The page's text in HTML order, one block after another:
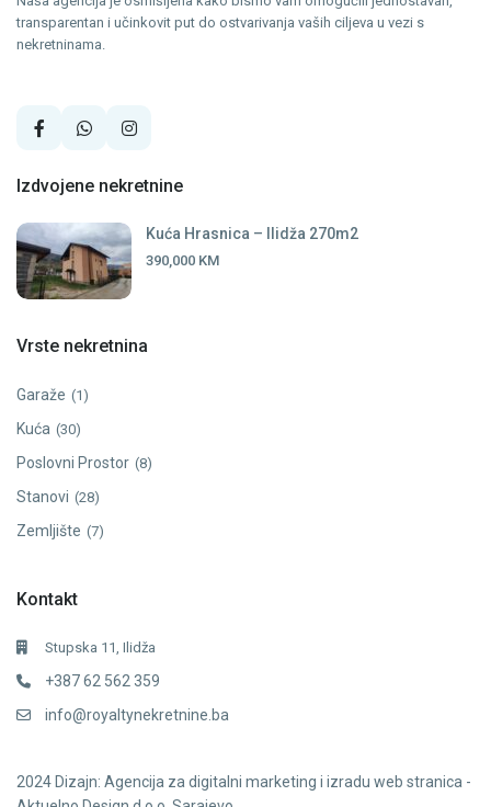
transparentan i učinkovit put do ostvarivanja vaših ciljeva u vezi s
nekretninama.
Izdvojene nekretnine
Kuća Hrasnica – Ilidža 270m2
390,000 KM
Vrste nekretnina
Garaže (1)
Kuća (30)
Poslovni Prostor (8)
Stanovi (28)
Zemljište (7)
Kontakt
Stupska 11, Ilidža
+387 62 562 359
info@royaltynekretnine.ba
2024 Dizajn: Agencija za digitalni marketing i izradu web stranica -